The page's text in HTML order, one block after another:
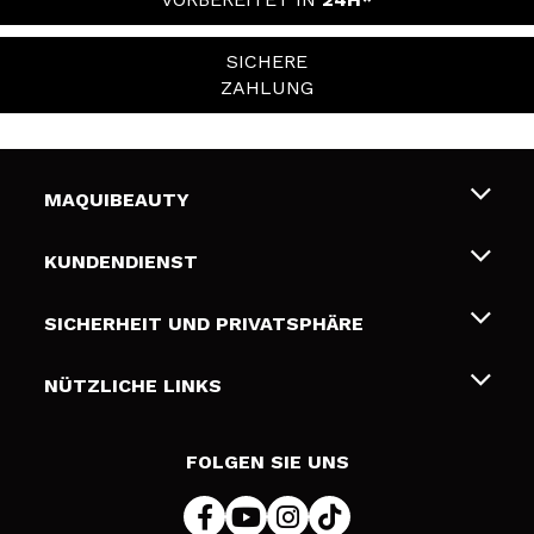
SICHERE
ZAHLUNG
MAQUIBEAUTY
Über uns
Geschenkkarten
KUNDENDIENST
Liefer- und Versandkosten
Zahlung
SICHERHEIT UND PRIVATSPHÄRE
Bedingungen und Datenschutz
NÜTZLICHE LINKS
FOLGEN SIE UNS